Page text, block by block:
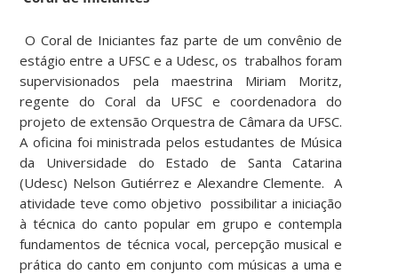
O Coral de Iniciantes faz parte de um convênio de
estágio entre a UFSC e a Udesc, os trabalhos foram
supervisionados pela maestrina Miriam Moritz,
regente do Coral da UFSC e coordenadora do
projeto de extensão Orquestra de Câmara da UFSC.
A oficina foi ministrada pelos estudantes de Música
da Universidade do Estado de Santa Catarina
(Udesc) Nelson Gutiérrez e Alexandre Clemente. A
atividade teve como objetivo possibilitar a iniciação
à técnica do canto popular em grupo e contempla
fundamentos de técnica vocal, percepção musical e
prática do canto em conjunto com músicas a uma e